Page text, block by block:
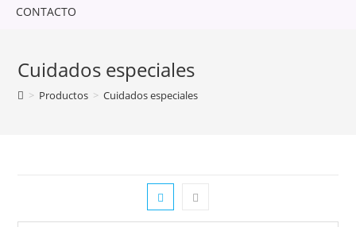
CONTACTO
Cuidados especiales
> Productos > Cuidados especiales